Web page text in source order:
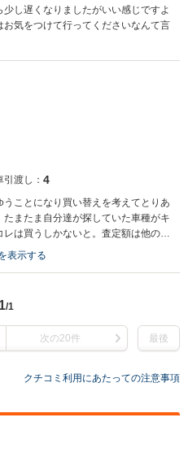
し遅くなりましたがいい感じですよ
気をつけて行ってくださいなんて言
引渡し： 4
ことになり買い替えを考えてとりあ
またま自分達が探していた車種がキ
は買うしかないと。査定額は他の店
良かったのでお願いしました。 こち
表示する
1/1
次の20件 最後
クチコミ利用にあたっての注意事項